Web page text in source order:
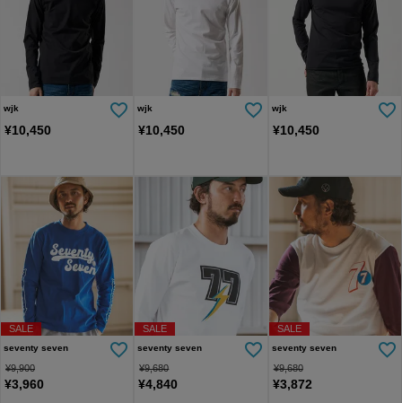
wjk
¥10,450
wjk
¥10,450
wjk
¥10,450
SALE
seventy seven
¥9,900
¥3,960
SALE
seventy seven
¥9,680
¥4,840
SALE
seventy seven
¥9,680
¥3,872